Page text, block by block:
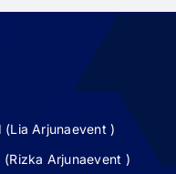
Arjunaevent )
Arjunaevent )